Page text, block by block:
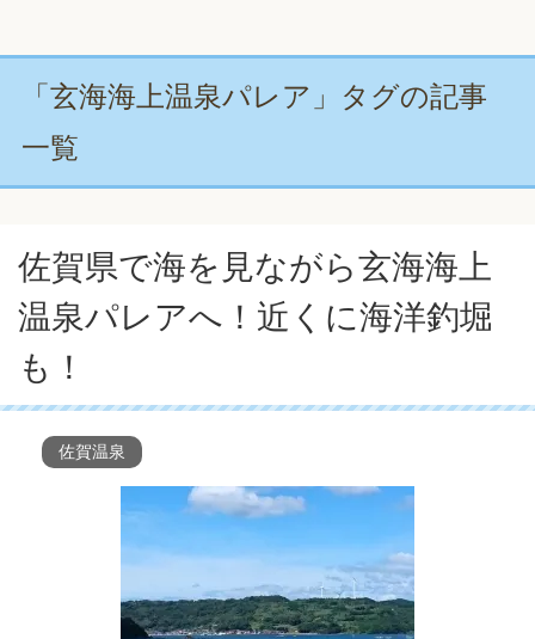
「玄海海上温泉パレア」タグの記事
一覧
佐賀県で海を見ながら玄海海上
温泉パレアへ！近くに海洋釣堀
も！
佐賀温泉